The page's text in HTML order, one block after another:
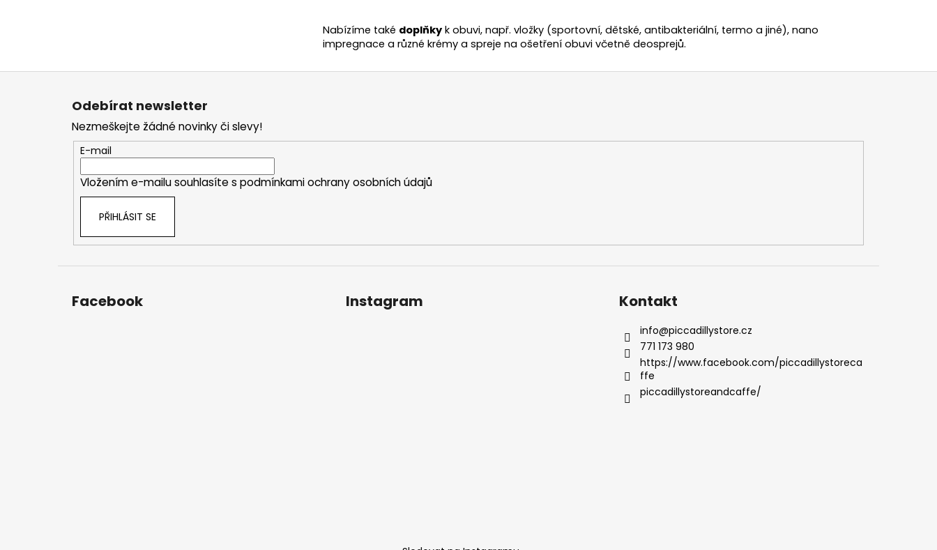
Nabízíme také doplňky k obuvi, např. vložky (sportovní, dětské, antibakteriální, termo a jiné), nano
impregnace a různé krémy a spreje na ošetření obuvi včetně deosprejů.
Z
Odebírat newsletter
Nezmeškejte žádné novinky či slevy!
E-mail
Vložením e-mailu souhlasíte s podmínkami ochrany osobních údajů
PŘIHLÁSIT SE
Facebook Instagram Kontakt
info@piccadillystore.cz
771 173 980
https://www.facebook.com/piccadillystoreca
ffe
piccadillystoreandcaffe/